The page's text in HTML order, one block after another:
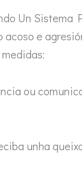
Un Sistema
e
ou
unha